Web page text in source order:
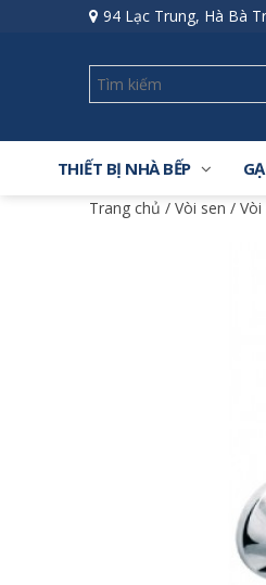
94 Lạc Trung, Hà Bà
THIẾT BỊ NHÀ BẾP
Trang chủ / Vòi sen / Vòi